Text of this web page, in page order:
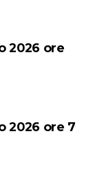
per
è creare
per
a maggior
del Comune
2026 ore
2026 ore 7